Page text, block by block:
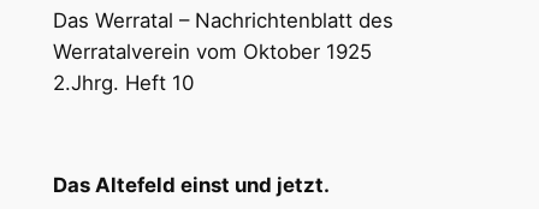
Das Werratal – Nachrichtenblatt des
Werratalverein vom Oktober 1925
2.Jhrg. Heft 10
Das Altefeld einst und jetzt.